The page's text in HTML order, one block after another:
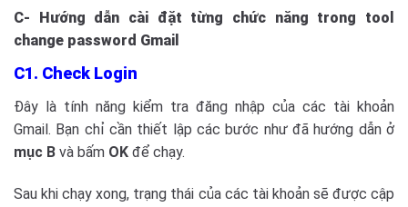
C- Hướng dẫn cài đặt từng chức năng trong tool
change password Gmail
C1. Check Login
Đây là tính năng kiểm tra đăng nhập của các tài khoản
Gmail. Bạn chỉ cần thiết lập các bước như đã hướng dẫn ở
mục B và bấm OK để chạy.
Sau khi chạy xong, trạng thái của các tài khoản sẽ được cập